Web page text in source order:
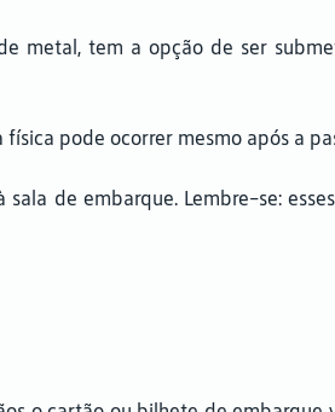
metal, tem a opção de ser
pode ocorrer mesmo após a
de embarque. Lembre-se: